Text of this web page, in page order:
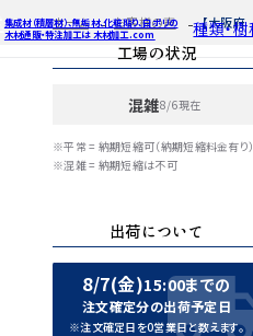
集成材（積層材）、無垢材、化粧貼り、白ポリの
木材通販・特注加工は 木材加工.com
種類・
特注
カット
カット・
フルオー
今すぐ
ホーム お客様の声 【大阪
工場の状況
混雑8/6現在
※平常 = 納期短縮可（納期短縮料金有り）
※混雑 = 納期短縮は不可
出荷について
8/7(金)15:00までの
注文確定分の出荷予定日
※注文確定日を0営業日と数えます。